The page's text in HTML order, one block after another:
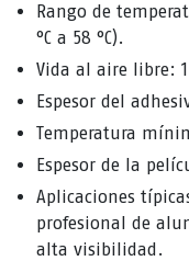
Rango de
°C a 58 °C).
Vida al aire libre:
Espesor del
Temperatura
Espesor de la
Aplicaciones
profesional de
alta visibilidad.